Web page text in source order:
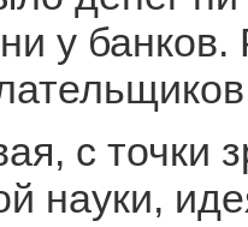
у банков.
с точки
науки,